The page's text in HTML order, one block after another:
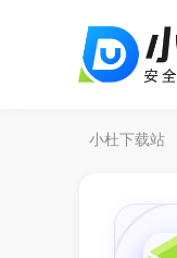
小杜下载站